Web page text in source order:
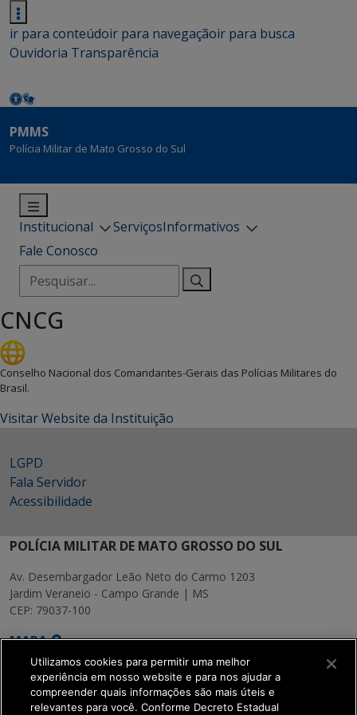
ir para conteúdoir para navegaçãoir para busca
Ouvidoria Transparência
PMMS
Polícia Militar de Mato Grosso do Sul
Institucional ServiçosInformativos
Fale Conosco
Pesquisar
por:
CNCG
Conselho Nacional dos Comandantes-Gerais das Polícias Militares do
Brasil.
Visitar Website da Instituição
LGPD
Fala Servidor
Acessibilidade
POLÍCIA MILITAR DE MATO GROSSO DO SUL
Av. Desembargador Leão Neto do Carmo 1203
Jardim Veraneio - Campo Grande | MS
CEP: 79037-100
MAPA
Utilizamos cookies para permitir uma melhor
experiência em nosso website e para nos ajudar a
compreender quais informações são mais úteis e
relevantes para você. Conforme Decreto Estadual